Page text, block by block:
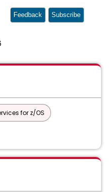
Feedback Subscribe
for z/OS